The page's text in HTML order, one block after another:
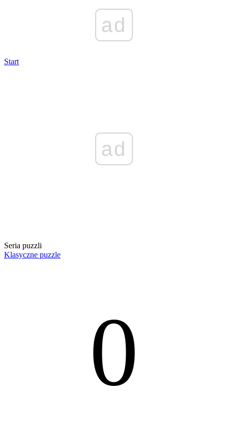
ad
Start
ad
Seria puzzli
Klasyczne puzzle
0